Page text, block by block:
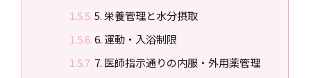
5. 栄養管理と水分摂取
6. 運動・入浴制限
7. 医師指示通りの内服・外用薬管理